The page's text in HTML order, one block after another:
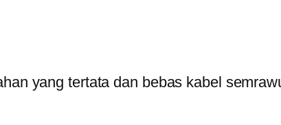
yang tertata dan bebas kabel